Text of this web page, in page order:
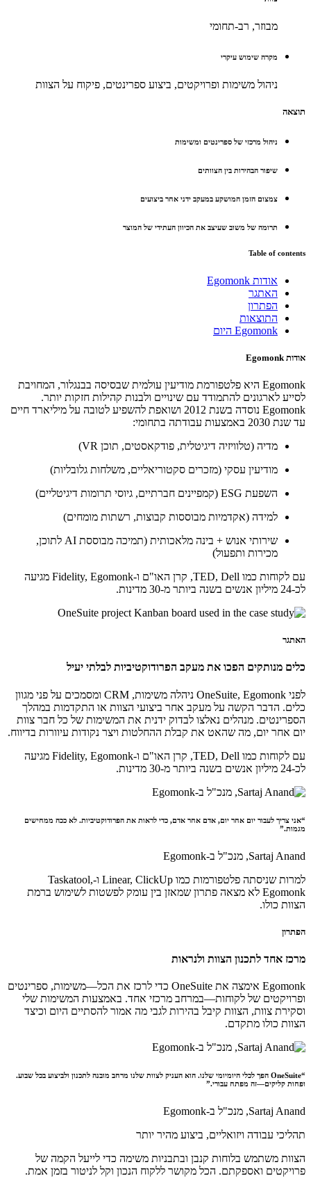
מבוזר, רב-תחומי
מקרה שימוש עיקרי
ניהול משימות ופרויקטים, ביצוע ספרינטים, פיקוח על הצוות
תוצאה
ניהול מרכזי של ספרינטים ומשימות
שיפור הבהירות בין הצוותים
צמצום הזמן המושקע במעקב ידני אחר ביצועים
תרומה של משוב שעיצב את הכיוון העתידי של המוצר
Table of contents
אודות Egomonk
האתגר
הפתרון
התוצאות
Egomonk היום
אודות Egomonk
Egomonk היא פלטפורמת מודיעין עולמית שבסיסה בבנגלור, המחויבת
לסייע לארגונים להתמודד עם שינויים ולבנות קהילות חזקות יותר.
Egomonk נוסדה בשנת 2012 ושואפת להשפיע לטובה על מיליארד חיים
עד שנת 2030 באמצעות עבודתה בתחומי:
מדיה (טלוויזיה דיגיטלית, פודקאסטים, תוכן VR)
מודיעין עסקי (מזכרים סקטוריאליים, משלחות גלובליות)
השפעת ESG
(קמפיינים חברתיים, גיוסי תרומות דיגיטליים)
למידה (אקדמיות מבוססות קבוצות, רשתות מומחים)
שירותי אנוש + בינה מלאכותית
(תמיכה מבוססת AI לתוכן,
מכירות ותפעול)
עם לקוחות כמו TED, Dell, קרן האו"ם ו-Fidelity, Egomonk מגיעה
לכ-24 מיליון אנשים בשנה ביותר מ-30 מדינות.
האתגר
כלים מנותקים הפכו את מעקב הפרודוקטיביות לבלתי יעיל
לפני OneSuite, Egomonk ניהלה משימות, CRM ומסמכים על פני מגוון
כלים. הדבר הקשה על מעקב אחר ביצועי הצוות או התקדמות במהלך
הספרינטים. מנהלים נאלצו לבדוק ידנית את המשימות של כל חבר צוות
יום אחר יום, מה שהאט את קבלת ההחלטות ויצר נקודות עיוורות בדיווח.
עם לקוחות כמו TED, Dell, קרן האו"ם ו-Fidelity, Egomonk מגיעה
לכ-24 מיליון אנשים בשנה ביותר מ-30 מדינות.
“אני צריך לעבור יום אחר יום, אדם אחר אדם, כדי לראות את הפרודוקטיביות. לא ככה ממחישים
מגמות.”
Sartaj Anand, מנכ"ל ב-Egomonk
למרות שניסתה פלטפורמות כמו Linear, ClickUp ו-Taskatool,
Egomonk לא מצאה פתרון שמאזן בין עומק לפשטות לשימוש ברמת
הצוות כולו.
הפתרון
מרכז אחד לתכנון הצוות ולנראות
Egomonk אימצה את OneSuite כדי לרכז את הכל—משימות, ספרינטים
ופרויקטים של לקוחות—במרחב מרכזי אחד. באמצעות המשימות שלי
וסקירת צוות, הצוות קיבל בהירות לגבי מה אמור להסתיים היום וכיצד
הצוות כולו מתקדם.
“OneSuite הפך לכלי היומיומי שלנו. הוא העניק לצוות שלנו מרחב מובנה לתכנון ולביצוע בכל שבוע.
ופחות קליקים—זה מפתח עבורי.”
Sartaj Anand, מנכ"ל ב-Egomonk
תהליכי עבודה ויזואליים, ביצוע מהיר יותר
הצוות משתמש בלוחות קנבן ובתבניות משימה כדי לייעל הקמה של
פרויקטים ואספקתם. הכל מקושר ללקוח הנכון וקל לניטור בזמן אמת.